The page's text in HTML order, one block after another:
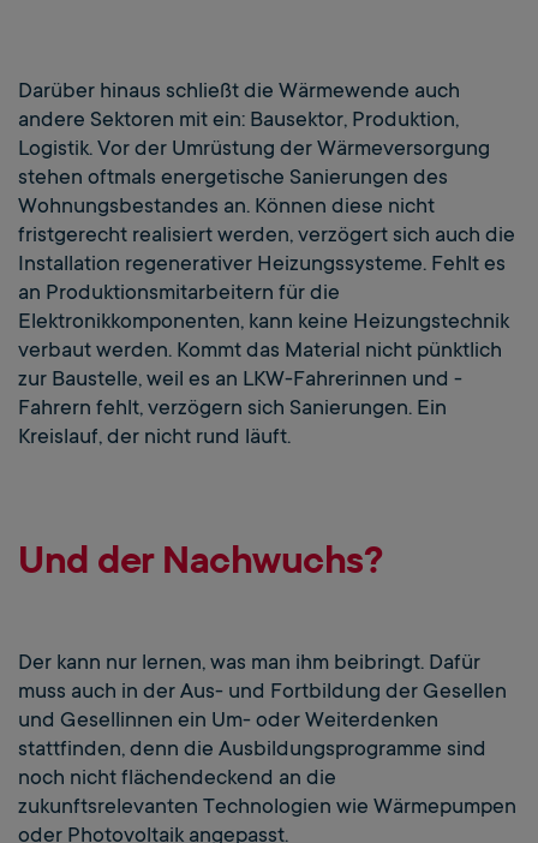
Darüber hinaus schließt die Wärmewende auch
andere Sektoren mit ein: Bausektor, Produktion,
Logistik. Vor der Umrüstung der Wärmeversorgung
stehen oftmals energetische Sanierungen des
Wohnungsbestandes an. Können diese nicht
fristgerecht realisiert werden, verzögert sich auch die
Installation regenerativer Heizungssysteme. Fehlt es
an Produktionsmitarbeitern für die
Elektronikkomponenten, kann keine Heizungstechnik
verbaut werden. Kommt das Material nicht pünktlich
zur Baustelle, weil es an LKW-Fahrerinnen und -
Fahrern fehlt, verzögern sich Sanierungen. Ein
Kreislauf, der nicht rund läuft.
Und der Nachwuchs?
Der kann nur lernen, was man ihm beibringt. Dafür
muss auch in der Aus- und Fortbildung der Gesellen
und Gesellinnen ein Um- oder Weiterdenken
stattfinden, denn die Ausbildungsprogramme sind
noch nicht flächendeckend an die
zukunftsrelevanten Technologien wie Wärmepumpen
oder Photovoltaik angepasst.